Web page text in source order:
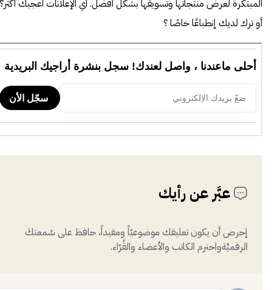
المبتكرة لعرض منتجاتها وتسويقها بشكل أفضل. أي الإعلانات أعجبك أكثر؟
أو ترك لديك إنطباعًا خاصًا ؟
عبَّر عن رأيك
إحرص أن يكون تعليقك موضوعيّاً ومفيداً، حافظ على سُمعتكَ
الرقميَّةواحترم الكاتب والأعضاء والقُرّاء.